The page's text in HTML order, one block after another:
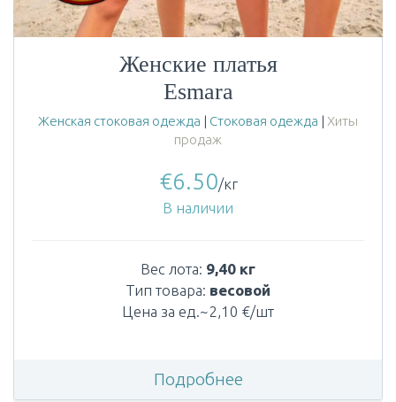
Женские платья
Esmara
Женская стоковая одежда | Стоковая одежда | Хиты
продаж
€6.50/кг
В наличии
Вес лота: 9,40 кг
Тип товара: весовой
Цена за ед.~2,10 €/шт
Подробнее